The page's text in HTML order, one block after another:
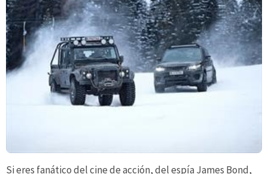
Si eres fanático del cine de acción, del espía James Bond,